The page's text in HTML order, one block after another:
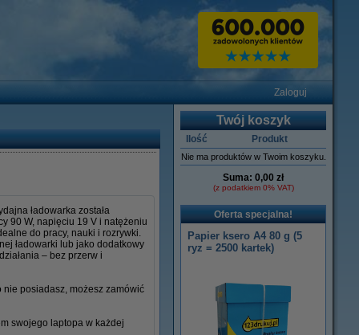
Zaloguj
ładowarka została
90 W, napięciu 19 V i natężeniu
do pracy, nauki i rozrywki.
ładowarki lub jako dodatkowy
– bez przerw i
nie posiadasz, możesz zamówić
swojego laptopa w każdej
Twój koszyk
Ilość Produkt
Nie ma produktów w Twoim koszyku.
Suma: 0,00 zł
(z podatkiem 0% VAT)
Oferta specjalna!
Papier ksero A4 80 g (5
ryz = 2500 kartek)